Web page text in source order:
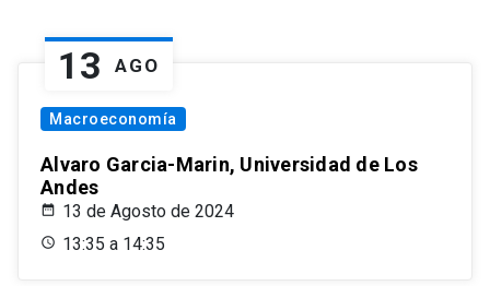
13 AGO
Macroeconomía
Alvaro Garcia-Marin, Universidad de Los
Andes
13 de Agosto de 2024
13:35 a 14:35